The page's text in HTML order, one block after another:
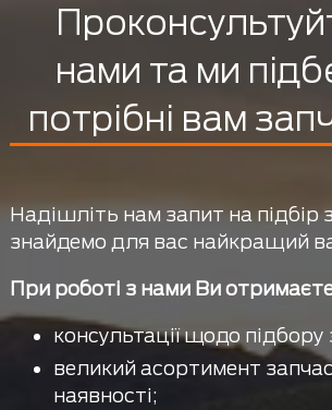
нами та ми
потрібні вам
Надішліть нам запит на підбір
знайдемо для вас найкращий
При роботі з нами Ви
консультації щодо підбору
великий асортимент
наявності;